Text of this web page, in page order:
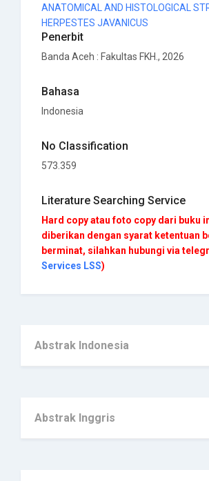
ANATOMICAL AND HISTOLOGICAL
HERPESTES JAVANICUS
Penerbit
Banda Aceh : Fakultas FKH., 2026
Bahasa
Indonesia
No Classification
573.359
Literature Searching Service
Hard copy atau foto copy dari buku
diberikan dengan syarat ketentuan
berminat, silahkan hubungi via
Services LSS)
Abstrak Indonesia
Abstrak Inggris